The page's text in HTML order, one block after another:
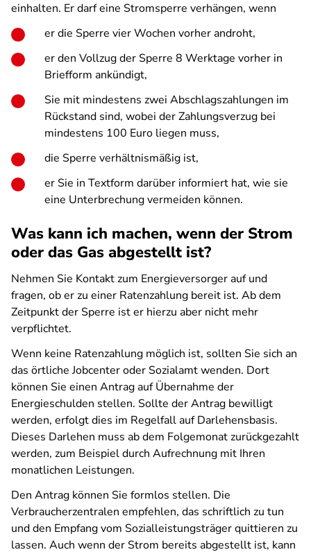
einhalten. Er darf eine Stromsperre verhängen, wenn
er die Sperre vier Wochen vorher androht,
er den Vollzug der Sperre 8 Werktage vorher in
Briefform ankündigt,
Sie mit mindestens zwei Abschlagszahlungen im
Rückstand sind, wobei der Zahlungsverzug bei
mindestens 100 Euro liegen muss,
die Sperre verhältnismäßig ist,
er Sie in Textform darüber informiert hat, wie sie
eine Unterbrechung vermeiden können.
Was kann ich machen, wenn der Strom
oder das Gas abgestellt ist?
Nehmen Sie Kontakt zum Energieversorger auf und
fragen, ob er zu einer Ratenzahlung bereit ist. Ab dem
Zeitpunkt der Sperre ist er hierzu aber nicht mehr
verpflichtet.
Wenn keine Ratenzahlung möglich ist, sollten Sie sich an
das örtliche Jobcenter oder Sozialamt wenden. Dort
können Sie einen Antrag auf Übernahme der
Energieschulden stellen. Sollte der Antrag bewilligt
werden, erfolgt dies im Regelfall auf Darlehensbasis.
Dieses Darlehen muss ab dem Folgemonat zurückgezahlt
werden, zum Beispiel durch Aufrechnung mit Ihren
monatlichen Leistungen.
Den Antrag können Sie formlos stellen. Die
Verbraucherzentralen empfehlen, das schriftlich zu tun
und den Empfang vom Sozialleistungsträger quittieren zu
lassen. Auch wenn der Strom bereits abgestellt ist, kann